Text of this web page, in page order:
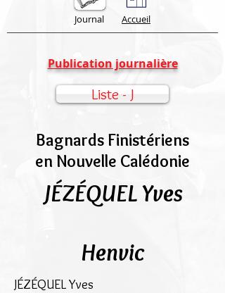
Journal Accueil
Publication journalière
Liste - J
Bagnards Finistériens
en Nouvelle Calédonie
JÉZÉQUEL Yves
Henvic
JÉZÉQUEL Yves